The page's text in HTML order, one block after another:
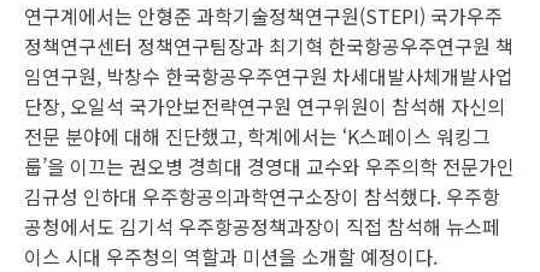
연구계에서는 안형준 과학기술정책연구원(STEPI) 국가우주
정책연구센터 정책연구팀장과 최기혁 한국항공우주연구원 책
임연구원, 박창수 한국항공우주연구원 차세대발사체개발사업
단장, 오일석 국가안보전략연구원 연구위원이 참석해 자신의
전문 분야에 대해 진단했고, 학계에서는 ‘K스페이스 워킹그
룹’을 이끄는 권오병 경희대 경영대 교수와 우주의학 전문가인
김규성 인하대 우주항공의과학연구소장이 참석했다. 우주항
공청에서도 김기석 우주항공정책과장이 직접 참석해 뉴스페
이스 시대 우주청의 역할과 미션을 소개할 예정이다.